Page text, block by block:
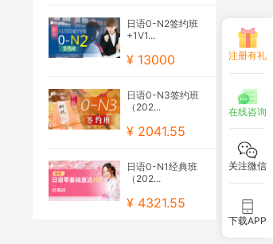
日语0-N2签约班
+1V1...
¥ 13000
日语0-N3签约班
（202...
¥ 2041.55
日语0-N1经典班
（202...
¥ 4321.55
注册有礼
在线咨询
关注微信
下载APP